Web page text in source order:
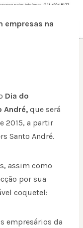
empresas na
Dia do
André, que será
2015, a partir
Santo André.
assim como
por sua
coquetel:
empresários da